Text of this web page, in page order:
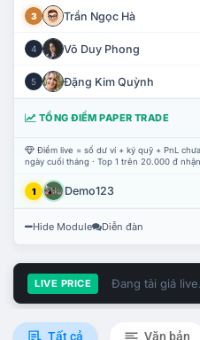
3 Trần Ngọc Hà
4 Võ Duy Phong
5 Đặng Kim Quỳnh
TỔNG ĐIỂM PAPER TRADE
Điểm live = số dư ví + ký quỹ + PnL
ngày cuối tháng · Top 1 trên 20.000 đ
1 Demo123
Hide Module Diễn đàn
LIVE PRICE Đang tải giá
Tất cả Văn bản